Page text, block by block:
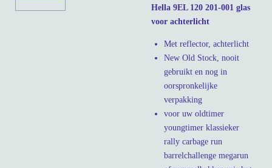
Hella 9EL 120 201-001 glas
voor achterlicht
Met reflector, achterlicht
New Old Stock, nooit
gebruikt en nog in
oorspronkelijke
verpakking
voor uw oldtimer
youngtimer klassieker
rally carbage run
barrelchallenge megarun